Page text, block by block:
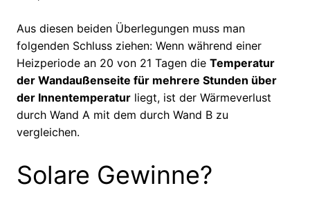
Aus diesen beiden Überlegungen muss man
folgenden Schluss ziehen: Wenn während einer
Heizperiode an 20 von 21 Tagen die Temperatur
der Wandaußenseite für mehrere Stunden über
der Innentemperatur liegt, ist der Wärmeverlust
durch Wand A mit dem durch Wand B zu
vergleichen.
Solare Gewinne?